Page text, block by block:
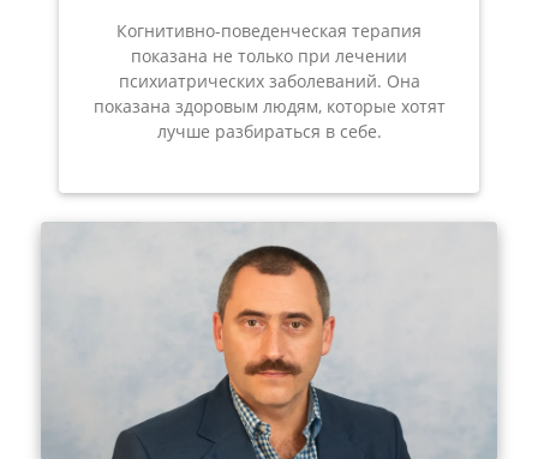
Когнитивно-поведенческая терапия
показана не только при лечении
психиатрических заболеваний. Она
показана здоровым людям, которые хотят
лучше разбираться в себе.